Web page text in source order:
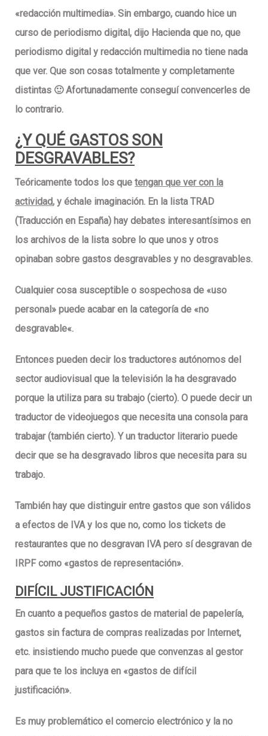
«redacción multimedia». Sin embargo, cuando hice un
curso de periodismo digital, dijo Hacienda que no, que
periodismo digital y redacción multimedia no tiene nada
que ver. Que son cosas totalmente y completamente
distintas 🙂 Afortunadamente conseguí convencerles de
lo contrario.
¿Y QUÉ GASTOS SON
DESGRAVABLES?
Teóricamente todos los que tengan que ver con la
actividad, y échale imaginación. En la lista TRAD
(Traducción en España) hay debates interesantísimos en
los archivos de la lista sobre lo que unos y otros
opinaban sobre gastos desgravables y no desgravables.
Cualquier cosa susceptible o sospechosa de «uso
personal » puede acabar en la categoría de «no
desgravable«.
Entonces pueden decir los traductores autónomos del
sector audiovisual que la televisión la ha desgravado
porque la utiliza para su trabajo (cierto). O puede decir un
traductor de videojuegos que necesita una consola para
trabajar (también cierto). Y un traductor literario puede
decir que se ha desgravado libros que necesita para su
trabajo.
También hay que distinguir entre gastos que son válidos
a efectos de IVAy los que no, como los tickets de
restaurantes que no desgravan IVA pero sí desgravan de
IRPF como «gastos de representación».
DIFÍCIL JUSTIFICACIÓN
En cuanto a pequeños gastos de material de papelería,
gastos sin factura de compras realizadas por Internet,
etc. insistiendo mucho puede que convenzas al gestor
para que te los incluya en «gastos de difícil
justificación».
Es muy problemático el comercio electrónico y la no